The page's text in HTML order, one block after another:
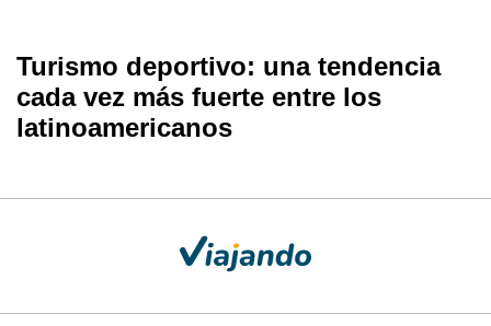
Turismo deportivo: una tendencia
cada vez más fuerte entre los
latinoamericanos